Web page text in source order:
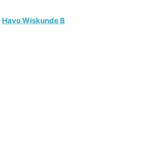
Havo Wiskunde B